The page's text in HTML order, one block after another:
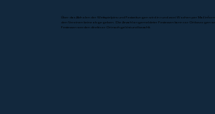
Über das Abholen der Wettspielpins und Festzeitungen wird in rund zwei Wochen per Mail
den Vereinen keine abgegeben. Die Anzahl angemeldeter Festessen kann vor Ort bezogen
Festessen werden direkt vor Ort nachgelöst und bezahlt.